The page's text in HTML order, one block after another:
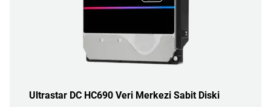
Ultrastar DC HC690 Veri Merkezi Sabit Diski